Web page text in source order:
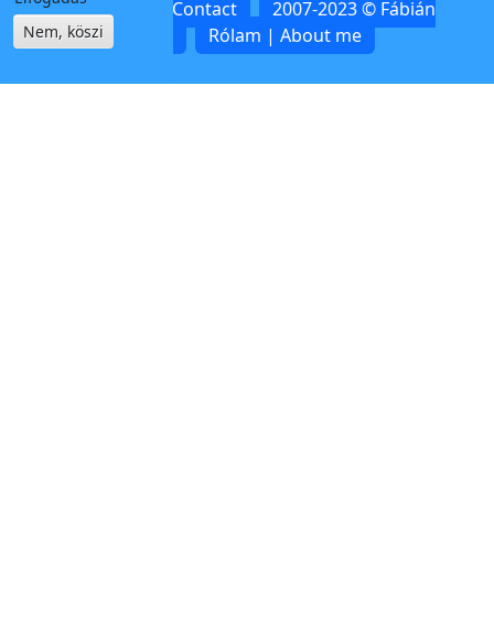
Kapcsolat | Contact
2007-2023 © Fábián
Rólam | About me
Nem, köszi